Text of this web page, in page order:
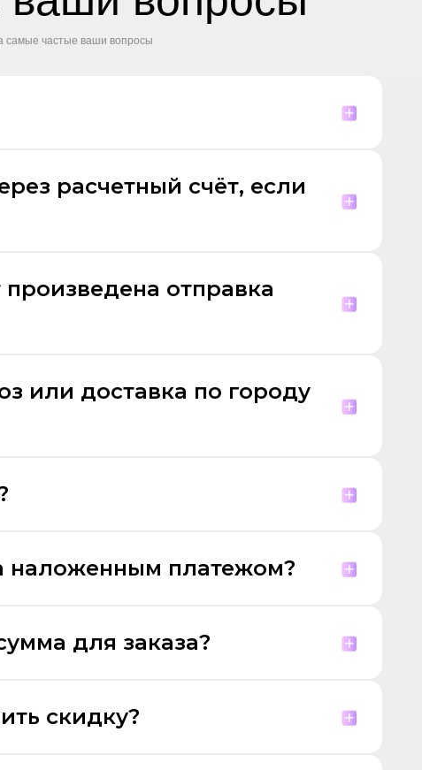
самые частые ваши вопросы
расчетный счёт, если
отправка
или доставка по городу
наложенным платежом?
для заказа?
скидку?